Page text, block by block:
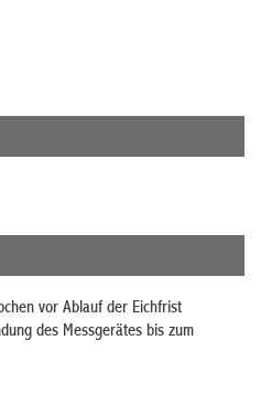
vor Ablauf der Eichfrist
des Messgerätes bis zum